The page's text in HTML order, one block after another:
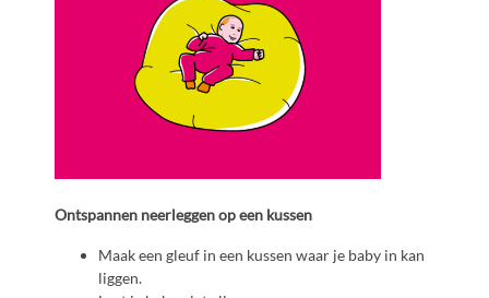
Ontspannen neerleggen op een kussen
Maak een gleuf in een kussen waar je baby in kan
liggen.